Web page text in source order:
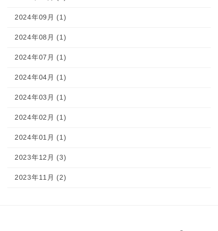
2024年09月 (1)
2024年08月 (1)
2024年07月 (1)
2024年04月 (1)
2024年03月 (1)
2024年02月 (1)
2024年01月 (1)
2023年12月 (3)
2023年11月 (2)